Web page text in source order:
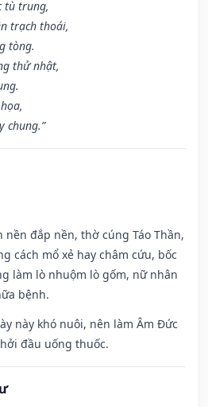
tù trung,
trạch thoái,
tòng.
thử nhật,
chung.”
nền đắp nền, thờ cúng Táo Thần,
cách mổ xẻ hay châm cứu, bốc
làm lò nhuộm lò gốm, nữ nhân
bệnh.
này khó nuôi, nên làm Âm Đức
đầu uống thuốc.